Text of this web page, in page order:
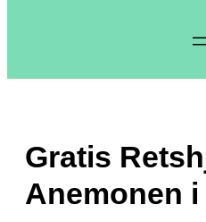
Gratis
Anemonen